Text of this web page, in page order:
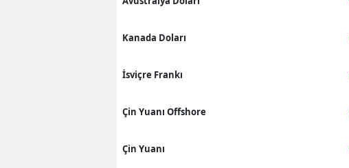
Kanada Doları
İsviçre Frankı
Çin Yuanı Offshore
Çin Yuanı